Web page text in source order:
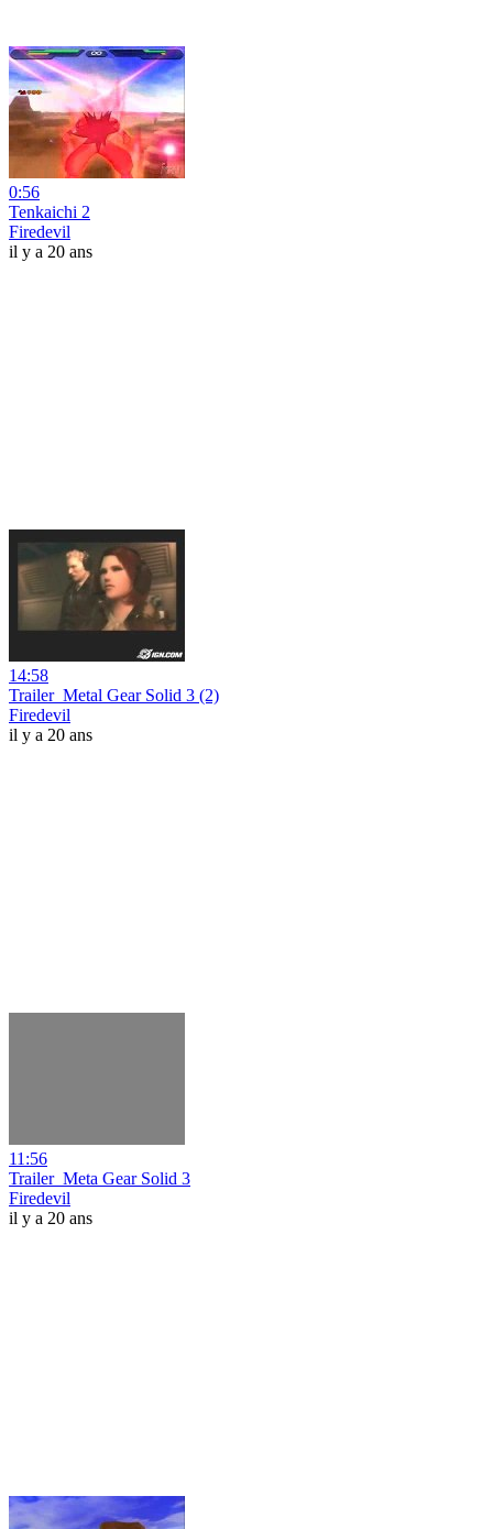
0:56
Tenkaichi 2
Firedevil
il y a 20 ans
14:58
Trailer_Metal Gear Solid 3 (2)
Firedevil
il y a 20 ans
11:56
Trailer_Meta Gear Solid 3
Firedevil
il y a 20 ans